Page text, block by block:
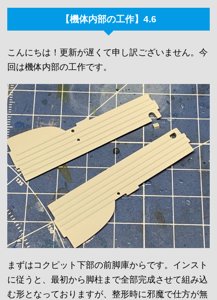
【機体内部の工作】4.6
こんにちは！更新が遅くて申し訳ございません。今
回は機体内部の工作です。
まずはコクピット下部の前脚庫からです。インスト
に従うと、最初から脚柱まで全部完成させて組み込
む形となっておりますが、整形時に邪魔で仕方が無